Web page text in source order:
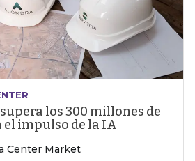
los 300 millones de
impulso de la IA
Center Market